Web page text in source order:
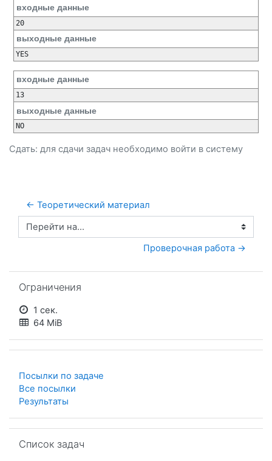
входные данные
выходные данные
входные данные
выходные данные
Сдать: для сдачи задач необходимо войти в систему
← Теоретический материал
Перейти на...
Проверочная работа →
Ограничения
1 сек.
64 MiB
Посылки по задаче
Все посылки
Результаты
Список задач